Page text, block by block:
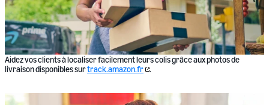
Aidez vos clients à localiser facilement leurs colis grâce aux photos de
livraison disponibles surtrack.amazon.fr .